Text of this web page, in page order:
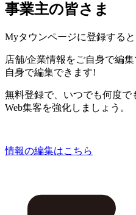
事業主の皆さま
Myタウンページに登録すると
店舗/企業情報をご自身で編
自身で編集できます!
無料登録で、いつでも何度で
Web集客を強化しましょう。
情報の編集はこちら